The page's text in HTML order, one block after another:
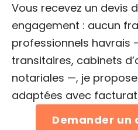
Vous recevez un devis
engagement : aucun
professionnels havrais
transitaires, cabinets
notariales —, je
adaptées avec
Demander un